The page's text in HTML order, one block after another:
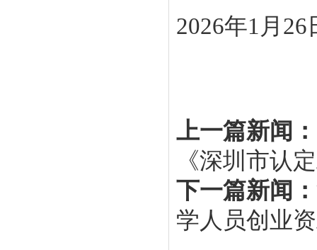
2026年1月26
上一篇新闻：
《深圳市认
下一篇新闻：
学人员创业